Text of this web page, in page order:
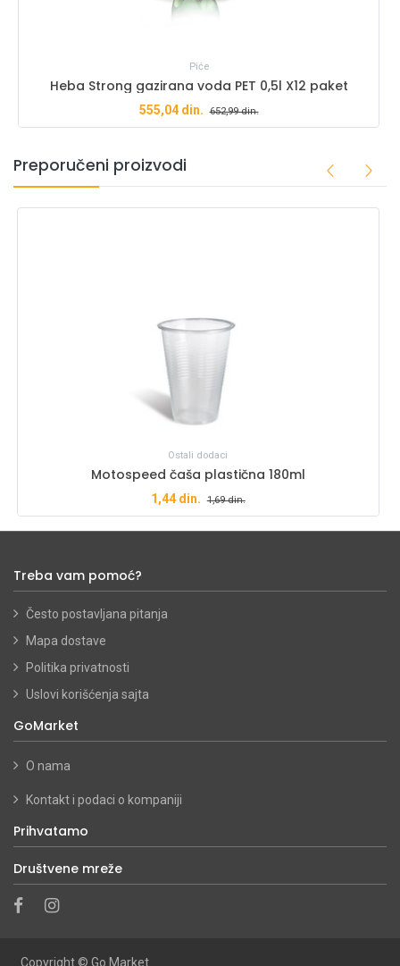
Piće
Heba Strong gazirana voda PET 0,5l X12 paket
555,04din. 652,99din.
Preporučeni proizvodi
Ostali dodaci
Motospeed čaša plastična 180ml
1,44din. 1,69din.
Treba vam pomoć?
Često postavljana pitanja
Mapa dostave
Politika privatnosti
Uslovi korišćenja sajta
GoMarket
O nama
Kontakt i podaci o kompaniji
Prihvatamo
Društvene mreže
Copyright © Go Market